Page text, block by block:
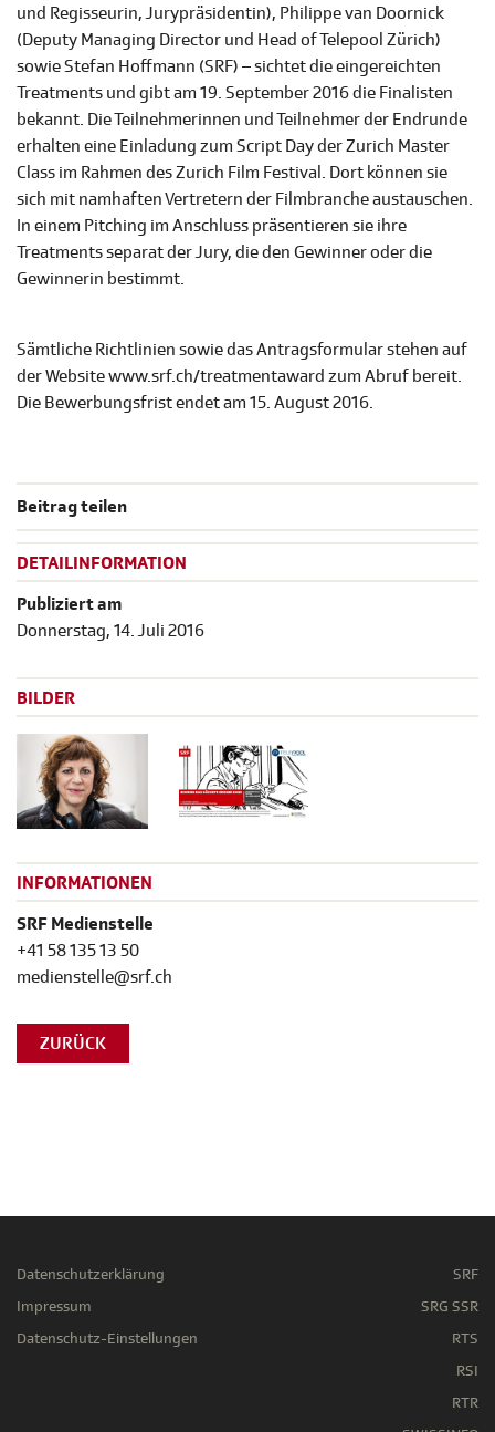
und Regisseurin, Jurypräsidentin), Philippe van Doornick
(Deputy Managing Director und Head of Telepool Zürich)
sowie Stefan Hoffmann (SRF) – sichtet die eingereichten
Treatments und gibt am 19. September 2016 die Finalisten
bekannt. Die Teilnehmerinnen und Teilnehmer der Endrunde
erhalten eine Einladung zum Script Day der Zurich Master
Class im Rahmen des Zurich Film Festival. Dort können sie
sich mit namhaften Vertretern der Filmbranche austauschen.
In einem Pitching im Anschluss präsentieren sie ihre
Treatments separat der Jury, die den Gewinner oder die
Gewinnerin bestimmt.
Sämtliche Richtlinien sowie das Antragsformular stehen auf
der Website www.srf.ch/treatmentaward zum Abruf bereit.
Die Bewerbungsfrist endet am 15. August 2016.
Beitrag teilen
DETAILINFORMATION
Publiziert am
Donnerstag, 14. Juli 2016
BILDER
INFORMATIONEN
SRF Medienstelle
+41 58 135 13 50
medienstelle@srf.ch
ZURÜCK
Datenschutzerklärung
Impressum
Datenschutz-Einstellungen
SRF
SRG SSR
RTS
RSI
RTR